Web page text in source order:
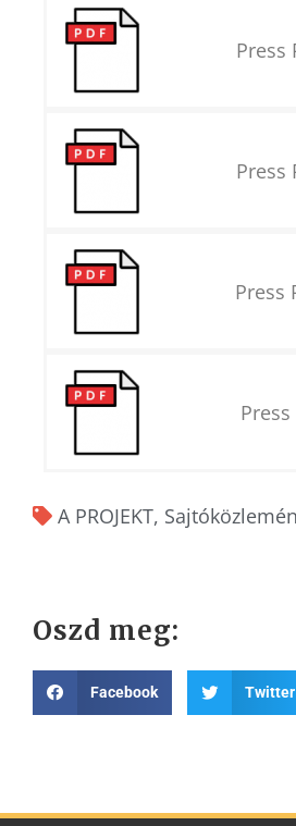
Press
Press
Press
Press
A PROJEKT,
Oszd meg:
Facebook Twitter